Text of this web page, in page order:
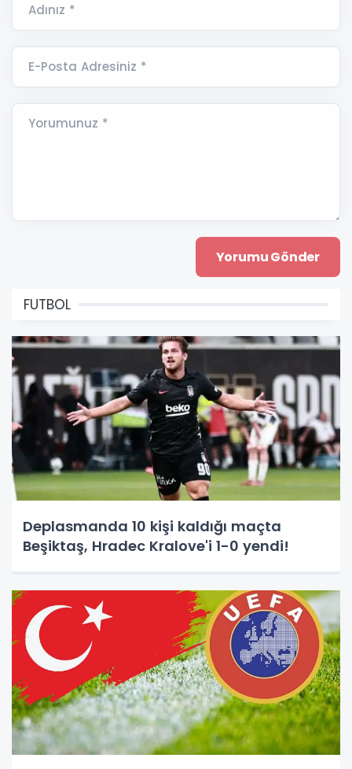
Adınız *
E-Posta Adresiniz *
Yorumunuz *
FUTBOL
Deplasmanda 10 kişi kaldığı maçta
Beşiktaş, Hradec Kralove'i 1-0 yendi!